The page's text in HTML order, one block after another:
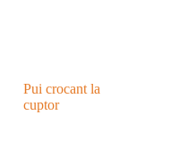
Pui crocant la
cuptor